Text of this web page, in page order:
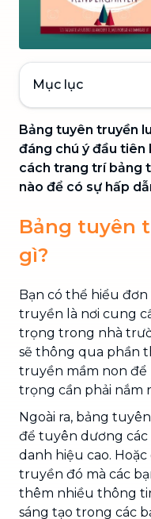
Mục lục
Bảng tuyên truyền
đáng chú ý đầu tiên
cách trang trí bảng
nào để có sự hấp
Bảng tuyên
gì?
Bạn có thể hiểu
truyền là nơi cung
trọng trong nhà
sẽ thông qua phần
truyền mầm non
trọng cần phải nắm
Ngoài ra, bảng
để tuyên dương
danh hiệu cao.
truyền đó mà các
thêm nhiều thông
sáng tạo trong các